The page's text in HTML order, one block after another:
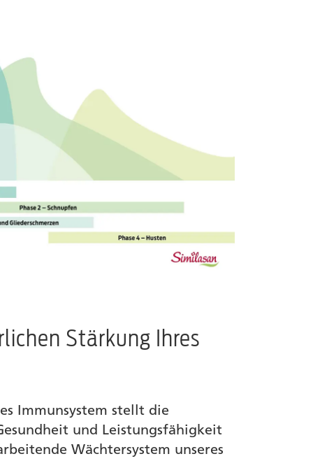
Stärkung Ihres
Immunsystem stellt die
und Leistungsfähigkeit
Wächtersystem unseres